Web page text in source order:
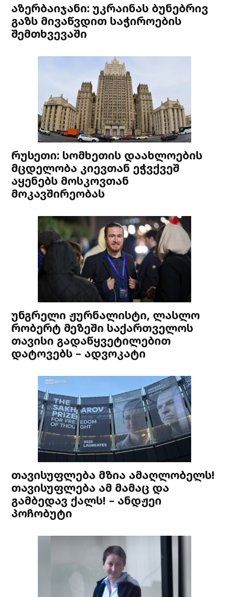
აზერბაიჯანი: უკრაინას ბუნებრივ
გაზს მივაწვდით საჭიროების
შემთხვევაში
რუსეთი: სომხეთის დაახლოების
მცდელობა კიევთან ეჭვქვეშ
აყენებს მოსკოვთან
მოკავშირეობას
უნგრელი ჟურნალისტი, ლასლო
რობერტ მეზეში საქართველოს
თავისი გადაწყვეტილებით
დატოვებს – ადვოკატი
თავისუფლება მზია ამაღლობელს!
თავისუფლება ამ მამაც და
გამბედავ ქალს! – ანდჟეი
პოჩობუტი